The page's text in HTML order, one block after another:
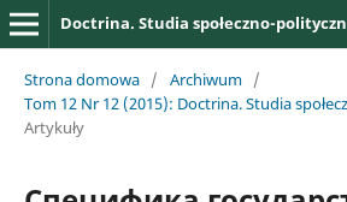
Doctrina. Studia społeczno-
Strona domowa / Archiwum /
Tom 12 Nr 12 (2015): Doctrina. Studia
Artykuły